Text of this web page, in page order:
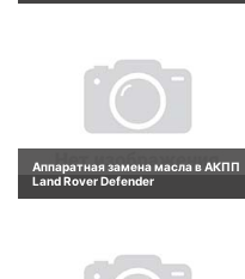
Аппаратная замена масла в АКПП
Land Rover Defender